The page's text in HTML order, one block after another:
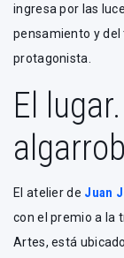
ingresa por las
pensamiento y
protagonista.
El
El atelier de Juan
con el premio a la
Artes, está